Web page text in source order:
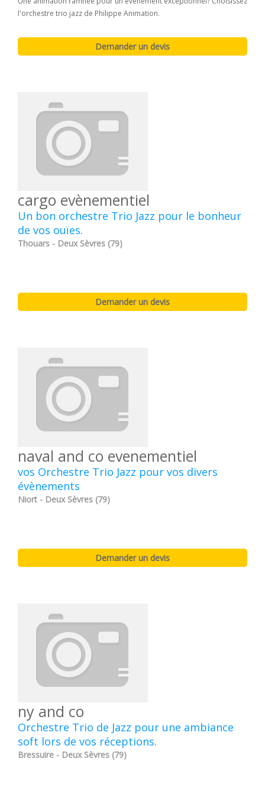
l'orchestre trio jazz de Philippe Animation.
cargo evènementiel
Un bon orchestre Trio Jazz pour le bonheur
de vos ouïes.
Thouars - Deux Sèvres (79)
naval and co evenementiel
vos Orchestre Trio Jazz pour vos divers
évènements
Niort - Deux Sèvres (79)
ny and co
Orchestre Trio de Jazz pour une ambiance
soft lors de vos réceptions.
Bressuire - Deux Sèvres (79)